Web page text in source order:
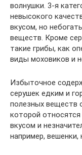
волнушки. 3-я
невысокого
вкусом, но
веществ. Кроме
такие грибы, как
виды моховиков и
Избыточное
серушек едким и
полезных веществ
которой
вкусом и
например, вешенки,